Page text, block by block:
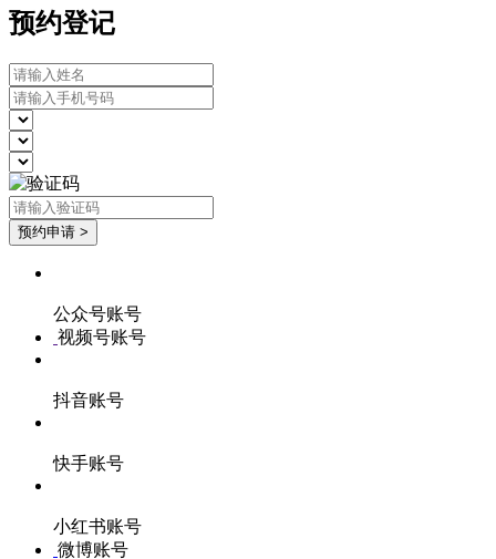
预约登记
公众号账号
视频号账号
抖音账号
快手账号
小红书账号
微博账号